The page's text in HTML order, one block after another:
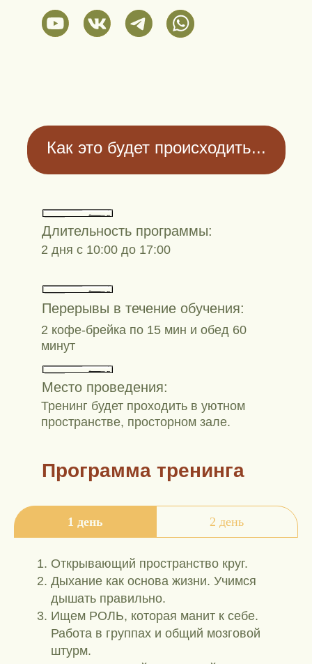
Перерывы в течение обучения:
2 кофе-брейка по 15 мин и обед 60
минут
Длительность программы:
2 дня с 10:00 до 17:00
Как это будет происходить...
Место проведения:
Тренинг будет проходить в уютном
пространстве, просторном зале.
Программа тренинга
1 день 2 день
Открывающий пространство круг.
Дыхание как основа жизни. Учимся
дышать правильно.
Ищем РОЛЬ, которая манит к себе.
Работа в группах и общий мозговой
штурм.